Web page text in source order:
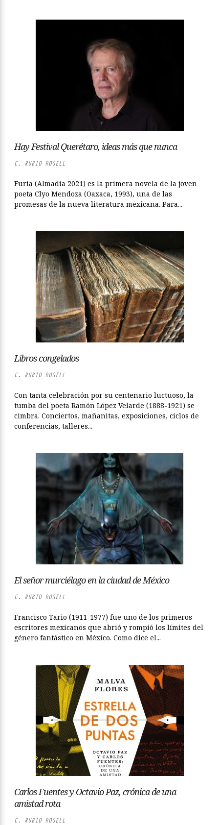
Hay Festival Querétaro, ideas más que nunca
C. RUBIO ROSELL
Furia (Almadía 2021) es la primera novela de la joven
poeta Clyo Mendoza (Oaxaca, 1993), una de las
promesas de la nueva literatura mexicana. Para...
Libros congelados
C. RUBIO ROSELL
Con tanta celebración por su centenario luctuoso, la
tumba del poeta Ramón López Velarde (1888-1921) se
cimbra. Conciertos, mañanitas, exposiciones, ciclos de
conferencias, talleres...
El señor murciélago en la ciudad de México
C. RUBIO ROSELL
Francisco Tario (1911-1977) fue uno de los primeros
escritores mexicanos que abrió y rompió los límites del
género fantástico en México. Como dice el...
Carlos Fuentes y Octavio Paz, crónica de una
amistad rota
C. RUBIO ROSELL